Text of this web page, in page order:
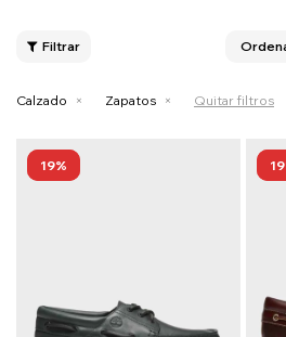
Calzado Zapatos Quitar filtros
19 19